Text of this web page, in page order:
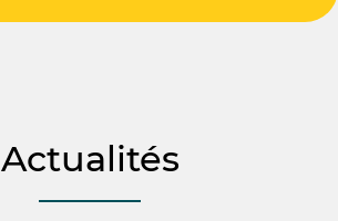
Actualités